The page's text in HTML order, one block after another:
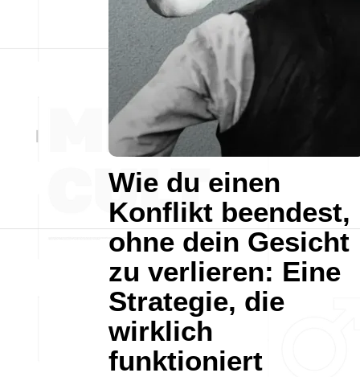
Wie du einen
Konflikt beendest,
ohne dein Gesicht
zu verlieren: Eine
Strategie, die
wirklich
funktioniert